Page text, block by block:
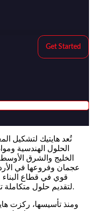
Get Started
تُعد هايتيك لتشكيل
الحلول الهندسية
الخليج والشرق
عجمان وفروعها في
قوي في قطاع البناء
لتقديم حلول متكاملة تلبي احتياجات المشاريع بمختلف أحجامها.
ومنذ تأسيسها، ركزت